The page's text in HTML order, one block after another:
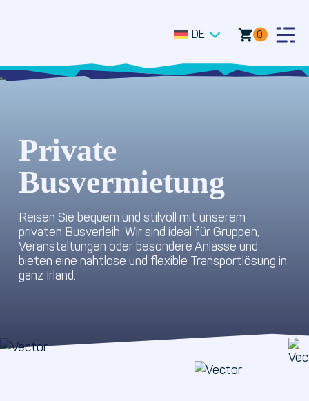
DE 0
Private
Busvermietung
Reisen Sie bequem und stilvoll mit unserem
privaten Busverleih. Wir sind ideal für Gruppen,
Veranstaltungen oder besondere Anlässe und
bieten eine nahtlose und flexible Transportlösung in
ganz Irland.